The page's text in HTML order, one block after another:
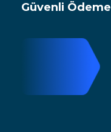
Güvenli Ödeme